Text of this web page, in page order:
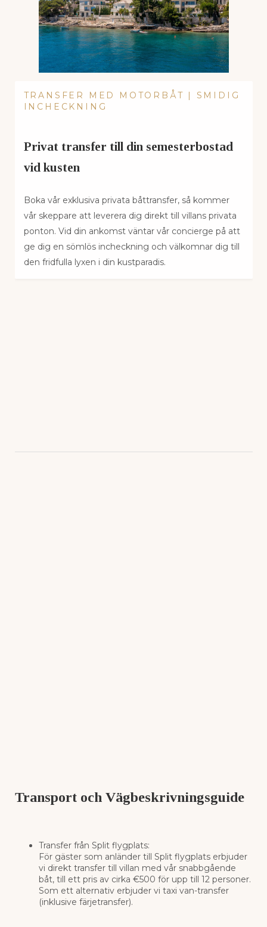
TRANSFER MED MOTORBÅT | SMIDIG
INCHECKNING
Privat transfer till din semesterbostad
vid kusten
Boka vår exklusiva privata båttransfer, så kommer
vår skeppare att leverera dig direkt till villans privata
ponton. Vid din ankomst väntar vår concierge på att
ge dig en sömlös incheckning och välkomnar dig till
den fridfulla lyxen i din kustparadis.
Transport och Vägbeskrivningsguide
Transfer från Split flygplats:
För gäster som anländer till Split flygplats erbjuder
vi direkt transfer till villan med vår snabbgående
båt, till ett pris av cirka €500 för upp till 12 personer.
Som ett alternativ erbjuder vi taxi van-transfer
(inklusive färjetransfer).